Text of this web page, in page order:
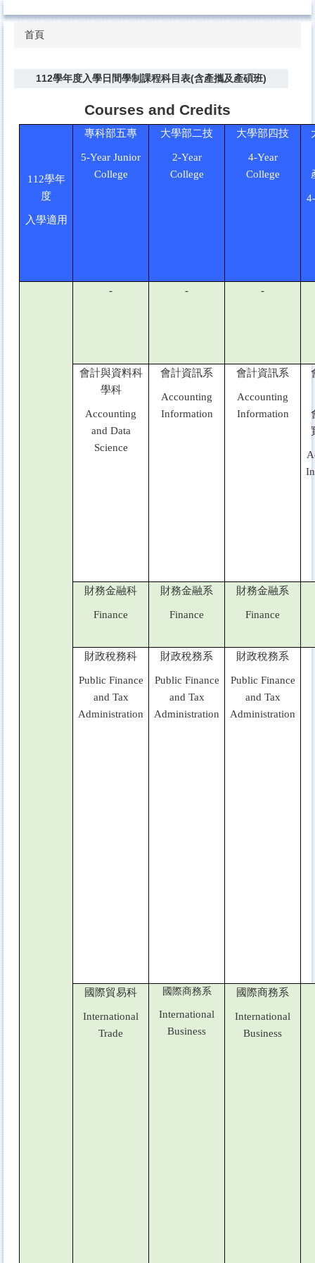
首頁
112學年度入學日間學制課程科目表(含產攜及產碩班)
Courses and Credits
112學年
度
入學適用
專科部五專
5-Year Junior
College
大學部二技
2-Year
College
大學部四技
4-Year
College
- - -
會計與資料科
學科
Accounting
and Data
Science
會計資訊系
Accounting
Information
會計資訊系
Accounting
Information
財務金融科
Finance
財務金融系
Finance
財務金融系
Finance
財政稅務科
Public Finance
and Tax
Administration
財政稅務系
Public Finance
and Tax
Administration
財政稅務系
Public Finance
and Tax
Administration
國際貿易科
International
Trade
國際商務系
International
Business
國際商務系
International
Business